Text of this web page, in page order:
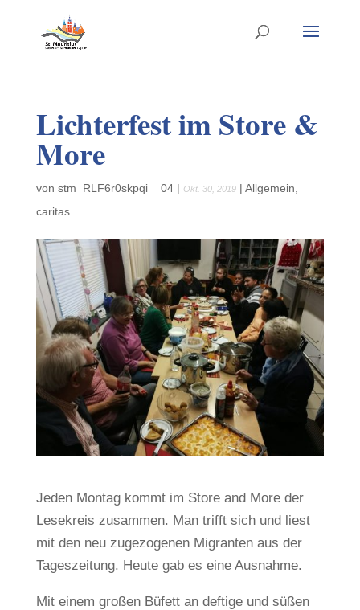
Lichterfest im Store &
More
von stm_RLF6r0skpqi__04| Okt. 30, 2019| Allgemein
caritas
Jeden Montag kommt im Store and More der
Lesekreis zusammen. Man trifft sich und liest
mit den neu zugezogenen Migranten aus der
Tageszeitung. Heute gab es eine Ausnahme.
Mit einem großen Büfett an deftige und süßen